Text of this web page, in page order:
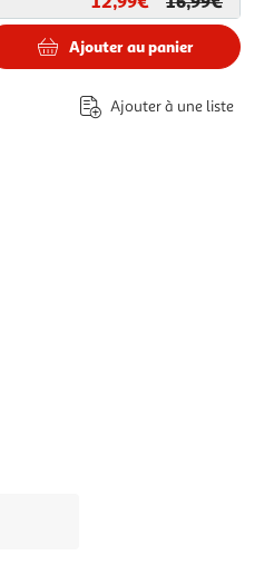
Ajouter au panier
Ajouter à une liste